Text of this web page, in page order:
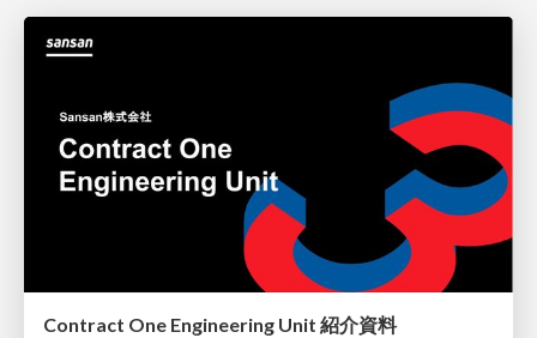
Contract One Engineering Unit 紹介資料